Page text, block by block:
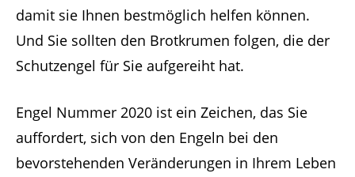
damit sie Ihnen bestmöglich helfen können.
Und Sie sollten den Brotkrumen folgen, die der
Schutzengel für Sie aufgereiht hat.
Engel Nummer 2020 ist ein Zeichen, das Sie
auffordert, sich von den Engeln bei den
bevorstehenden Veränderungen in Ihrem Leben